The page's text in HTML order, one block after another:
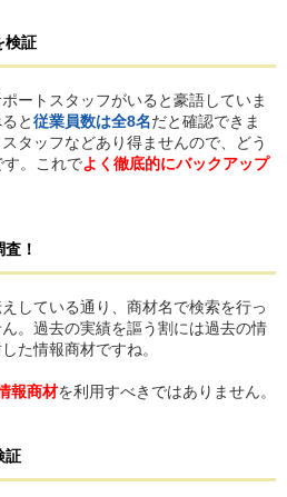
検証
ートスタッフがいると豪語していま
と従業員数は全8名だと確認できま
タッフなどあり得ませんので、どう
。これでよく徹底的にバックアップ
！
している通り、商材名で検索を行っ
。過去の実績を謳う割には過去の情
た情報商材ですね。
報商材を利用すべきではありません。
証